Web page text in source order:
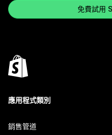
免費試用
應用程式類別
銷售管道